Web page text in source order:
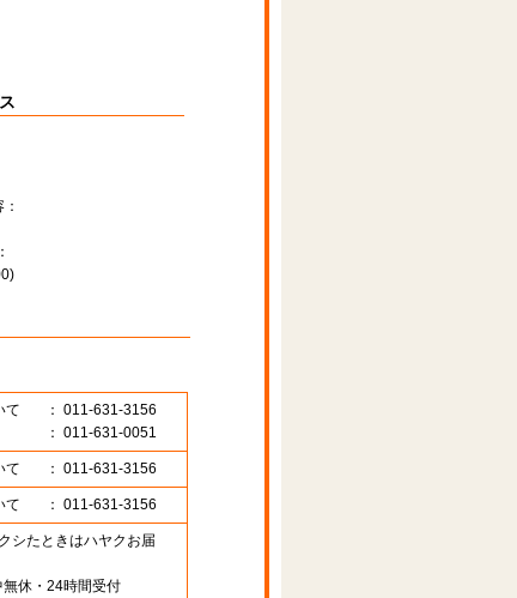
て
： 011-631-3156
： 011-631-0051
て ： 011-631-3156
て ： 011-631-3156
シたときはハヤクお届
休・24時間受付